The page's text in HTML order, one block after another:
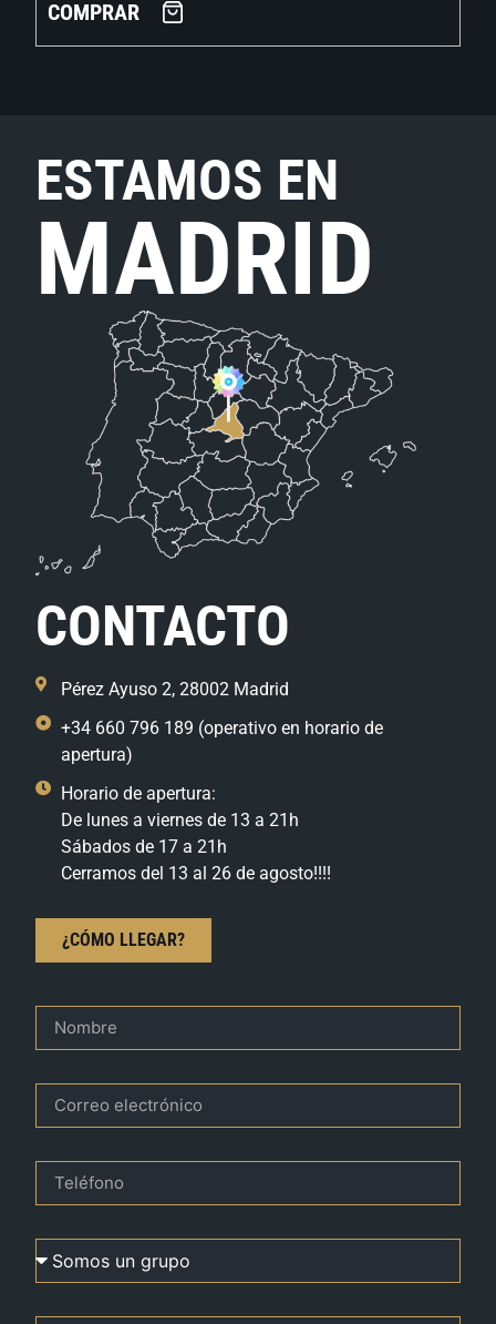
COMPRAR
ESTAMOS EN
MADRID
CONTACTO
Pérez Ayuso 2, 28002 Madrid
+34 660 796 189 (operativo en horario de
apertura)
Horario de apertura:
De lunes a viernes de 13 a 21h
Sábados de 17 a 21h
Cerramos del 13 al 26 de agosto!!!!
¿CÓMO LLEGAR?